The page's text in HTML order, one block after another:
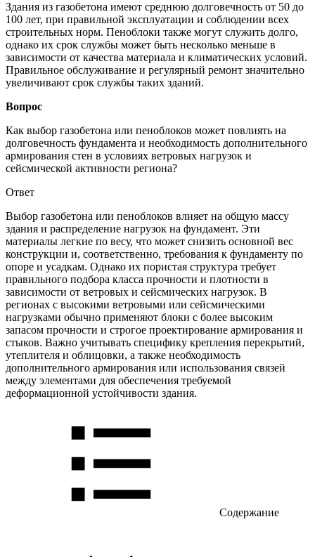
Здания из газобетона имеют среднюю долговечность от 50 до
100 лет, при правильной эксплуатации и соблюдении всех
строительных норм. Пеноблоки также могут служить долго,
однако их срок службы может быть несколько меньше в
зависимости от качества материала и климатических условий.
Правильное обслуживание и регулярный ремонт значительно
увеличивают срок службы таких зданий.
Вопрос
Как выбор газобетона или пеноблоков может повлиять на
долговечность фундамента и необходимость дополнительного
армирования стен в условиях ветровых нагрузок и
сейсмической активности региона?
Ответ
Выбор газобетона или пеноблоков влияет на общую массу
здания и распределение нагрузок на фундамент. Эти
материалы легкие по весу, что может снизить основной вес
конструкции и, соответственно, требования к фундаменту по
опоре и усадкам. Однако их пористая структура требует
правильного подбора класса прочности и плотности в
зависимости от ветровых и сейсмических нагрузок. В
регионах с высокими ветровыми или сейсмическими
нагрузками обычно применяют блоки с более высоким
запасом прочности и строгое проектирование армирования и
стыков. Важно учитывать специфику крепления перекрытий,
утеплителя и облицовки, а также необходимость
дополнительного армирования или использования связей
между элементами для обеспечения требуемой
деформационной устойчивости здания.
Содержание